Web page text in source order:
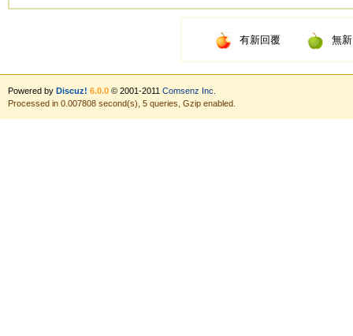
有新回覆 無
Powered by Discuz! 6.0.0© 2001-2011 Comsenz Inc.
Processed in 0.007808 second(s), 5 queries, Gzip enabled.